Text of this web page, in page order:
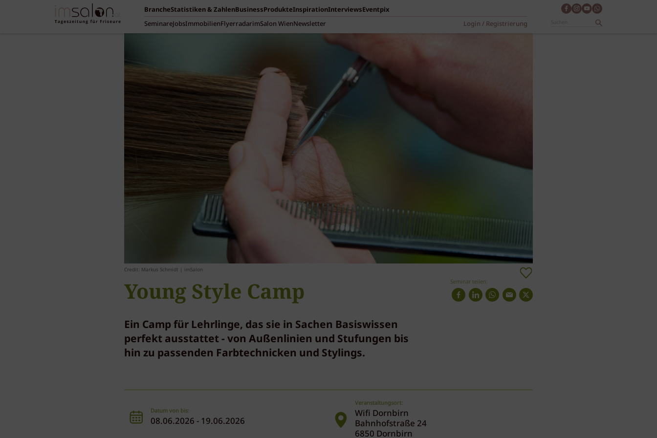
BrancheStatistiken & ZahlenBusinessProdukteInspirationInterviewsEventpix
SeminareJobsImmobilienFlyerradarimSalon WienNewsletter Login / Registrierung
Credit: Markus Schmidt | imSalon
Young Style Camp
Ein Camp für Lehrlinge, das sie in Sachen Basiswissen
perfekt ausstattet - von Außenlinien und Stufungen bis
hin zu passenden Farbtechnicken und Stylings.
Seminar teilen:
Datum von bis:
08.06.2026 - 19.06.2026
Veranstaltungsort:
Wifi Dornbirn
Bahnhofstraße 24
6850 Dornbirn